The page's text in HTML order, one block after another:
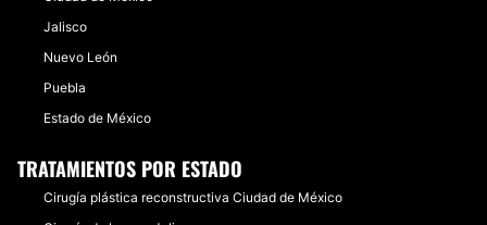
Jalisco
Nuevo León
Puebla
Estado de México
TRATAMIENTOS POR ESTADO
Cirugía plástica reconstructiva Ciudad de México